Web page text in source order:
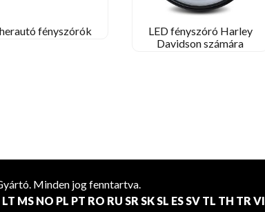
fényszórók
LED fényszóró Harley
Davidson számára
. Minden jog fenntartva.
LT MS NO PL PT RO RU SR SKSL ESSV TL TH TR VI